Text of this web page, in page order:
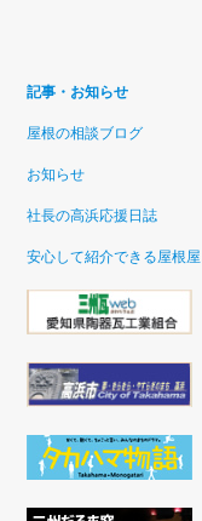
記事・お知らせ
屋根の相談ブログ
お知らせ
社長の高浜応援日誌
安心して紹介できる屋根